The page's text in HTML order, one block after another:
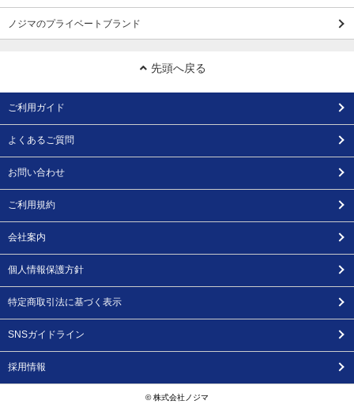
ノジマのプライベートブランド
先頭へ戻る
ご利用ガイド
よくあるご質問
お問い合わせ
ご利用規約
会社案内
個人情報保護方針
特定商取引法に基づく表示
SNSガイドライン
採用情報
© 株式会社ノジマ